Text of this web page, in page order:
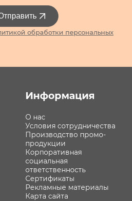
обработки персональных
Информация
О нас
Условия сотрудничества
Производство промо-
продукции
Корпоративная
социальная
ответственность
Сертификаты
Рекламные материалы
Карта сайта